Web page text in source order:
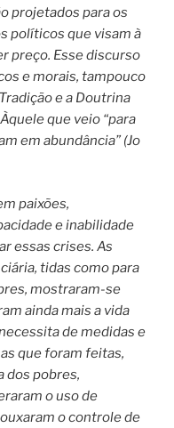
projetados para os
políticos que visam à
preço. Esse discurso
e morais, tampouco
e a Doutrina
que veio “para
em abundância” (Jo
paixões,
e inabilidade
essas crises. As
tidas como para
mostraram-se
ainda mais a vida
de medidas e
que foram feitas,
dos pobres,
o uso de
o controle de